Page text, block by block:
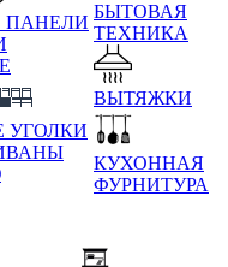
ПАНЕЛИ
УГОЛКИ
БЫТОВАЯ
ТЕХНИКА
ВЫТЯЖКИ
КУХОННАЯ
ФУРНИТУРА